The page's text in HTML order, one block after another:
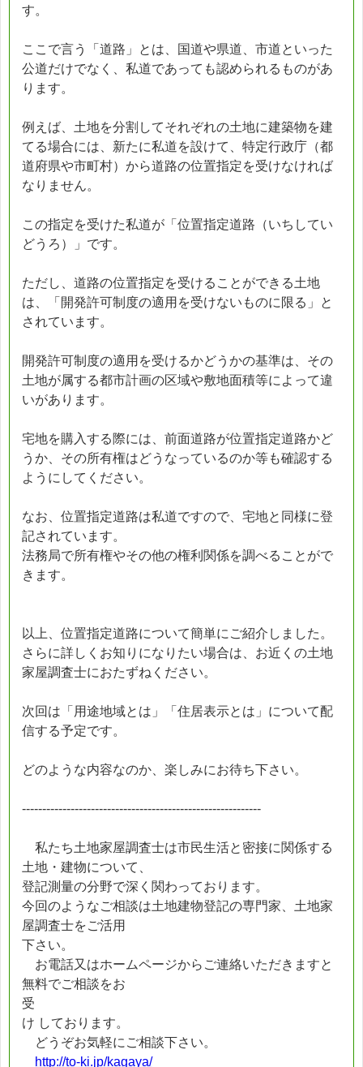
す。
ここで言う「道路」とは、国道や県道、市道といった
公道だけでなく、私道であっても認められるものがあ
ります。
例えば、土地を分割してそれぞれの土地に建築物を建
てる場合には、新たに私道を設けて、特定行政庁（都
道府県や市町村）から道路の位置指定を受けなければ
なりません。
この指定を受けた私道が「位置指定道路（いちしてい
どうろ）」です。
ただし、道路の位置指定を受けることができる土地
は、「開発許可制度の適用を受けないものに限る」と
されています。
開発許可制度の適用を受けるかどうかの基準は、その
土地が属する都市計画の区域や敷地面積等によって違
いがあります。
宅地を購入する際には、前面道路が位置指定道路かど
うか、その所有権はどうなっているのか等も確認する
ようにしてください。
なお、位置指定道路は私道ですので、宅地と同様に登
記されています。
法務局で所有権やその他の権利関係を調べることがで
きます。
以上、位置指定道路について簡単にご紹介しました。
さらに詳しくお知りになりたい場合は、お近くの土地
家屋調査士におたずねください。
次回は「用途地域とは」「住居表示とは」について配
信する予定です。
どのような内容なのか、楽しみにお待ち下さい。
-----------------------------------------------------------
私たち土地家屋調査士は市民生活と密接に関係する
土地・建物について、
登記測量の分野で深く関わっております。
今回のようなご相談は土地建物登記の専門家、土地家
屋調査士をご活用
下さい。
お電話又はホームページからご連絡いただきますと
無料でご相談をお
受
け しております。
どうぞお気軽にご相談下さい。
http://to-ki.jp/kagaya/